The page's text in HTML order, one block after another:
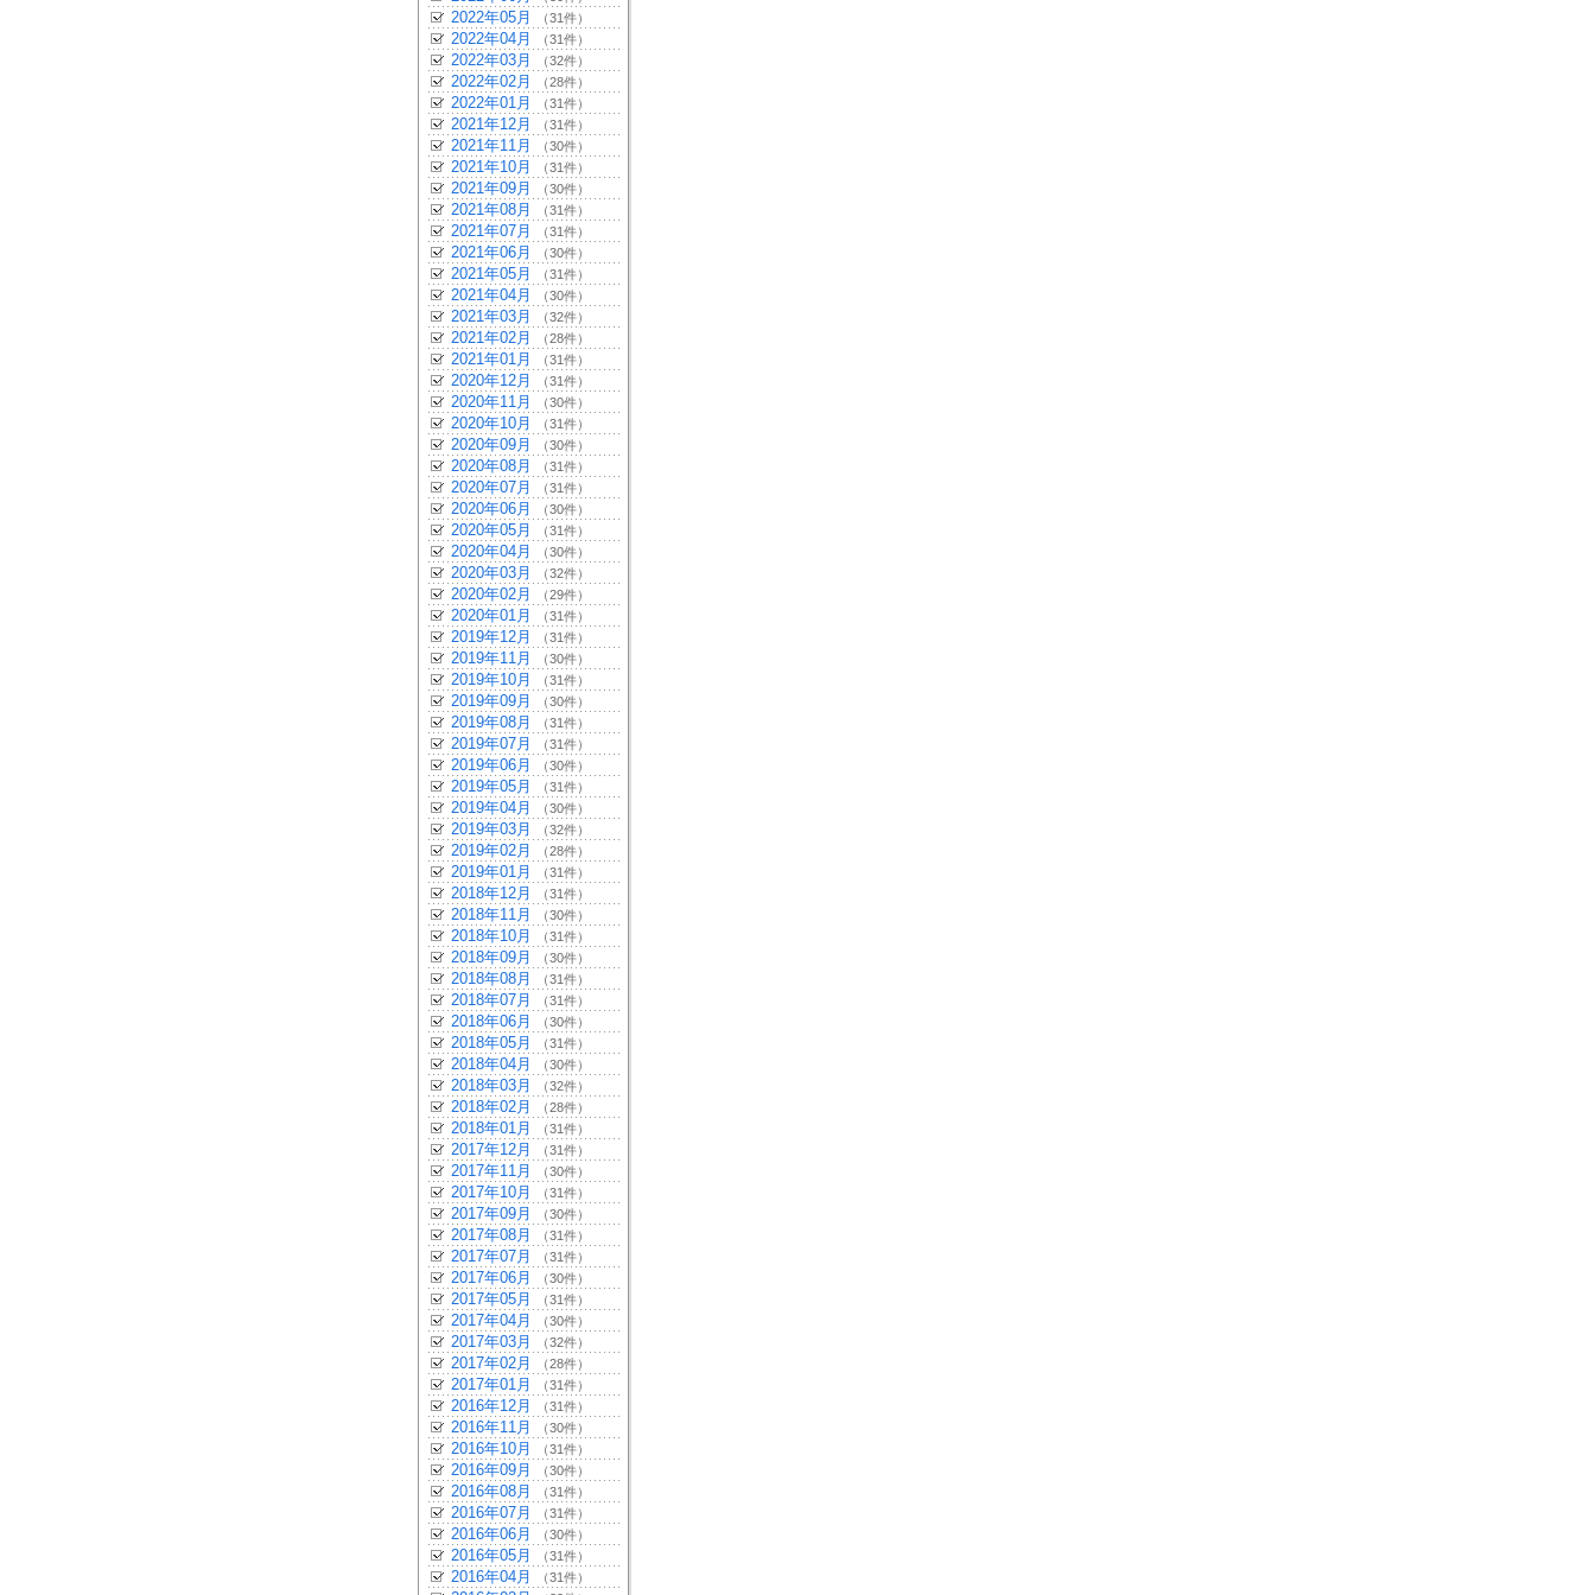
2022年05月 （31件）
2022年04月 （31件）
2022年03月 （32件）
2022年02月 （28件）
2022年01月 （31件）
2021年12月 （31件）
2021年11月 （30件）
2021年10月 （31件）
2021年09月 （30件）
2021年08月 （31件）
2021年07月 （31件）
2021年06月 （30件）
2021年05月 （31件）
2021年04月 （30件）
2021年03月 （32件）
2021年02月 （28件）
2021年01月 （31件）
2020年12月 （31件）
2020年11月 （30件）
2020年10月 （31件）
2020年09月 （30件）
2020年08月 （31件）
2020年07月 （31件）
2020年06月 （30件）
2020年05月 （31件）
2020年04月 （30件）
2020年03月 （32件）
2020年02月 （29件）
2020年01月 （31件）
2019年12月 （31件）
2019年11月 （30件）
2019年10月 （31件）
2019年09月 （30件）
2019年08月 （31件）
2019年07月 （31件）
2019年06月 （30件）
2019年05月 （31件）
2019年04月 （30件）
2019年03月 （32件）
2019年02月 （28件）
2019年01月 （31件）
2018年12月 （31件）
2018年11月 （30件）
2018年10月 （31件）
2018年09月 （30件）
2018年08月 （31件）
2018年07月 （31件）
2018年06月 （30件）
2018年05月 （31件）
2018年04月 （30件）
2018年03月 （32件）
2018年02月 （28件）
2018年01月 （31件）
2017年12月 （31件）
2017年11月 （30件）
2017年10月 （31件）
2017年09月 （30件）
2017年08月 （31件）
2017年07月 （31件）
2017年06月 （30件）
2017年05月 （31件）
2017年04月 （30件）
2017年03月 （32件）
2017年02月 （28件）
2017年01月 （31件）
2016年12月 （31件）
2016年11月 （30件）
2016年10月 （31件）
2016年09月 （30件）
2016年08月 （31件）
2016年07月 （31件）
2016年06月 （30件）
2016年05月 （31件）
2016年04月 （31件）